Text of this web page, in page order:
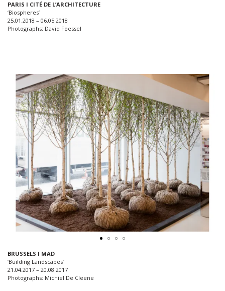
PARIS I CITÉ DE L’ARCHITECTURE
‘Biospheres’
25.01.2018 – 06.05.2018
Photographs: David Foessel
BRUSSELS I MAD
‘Building Landscapes’
21.04.2017 – 20.08.2017
Photographs: Michiel De Cleene